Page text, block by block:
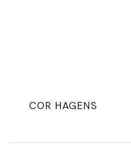
COR HAGENS